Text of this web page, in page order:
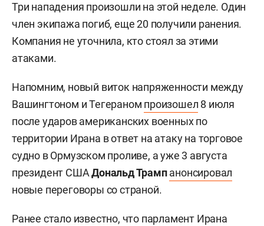
Три нападения произошли на этой неделе. Один
член экипажа погиб, еще 20 получили ранения.
Компания не уточнила, кто стоял за этими
атаками.
Напомним, новый виток напряженности между
Вашингтоном и Тегераном произошел 8 июля
после ударов американских военных по
территории Ирана в ответ на атаку на торговое
судно в Ормузском проливе, а уже 3 августа
президент СШАДональд Трамп анонсировал
новые переговоры со страной.
Ранее стало известно, что парламент Ирана